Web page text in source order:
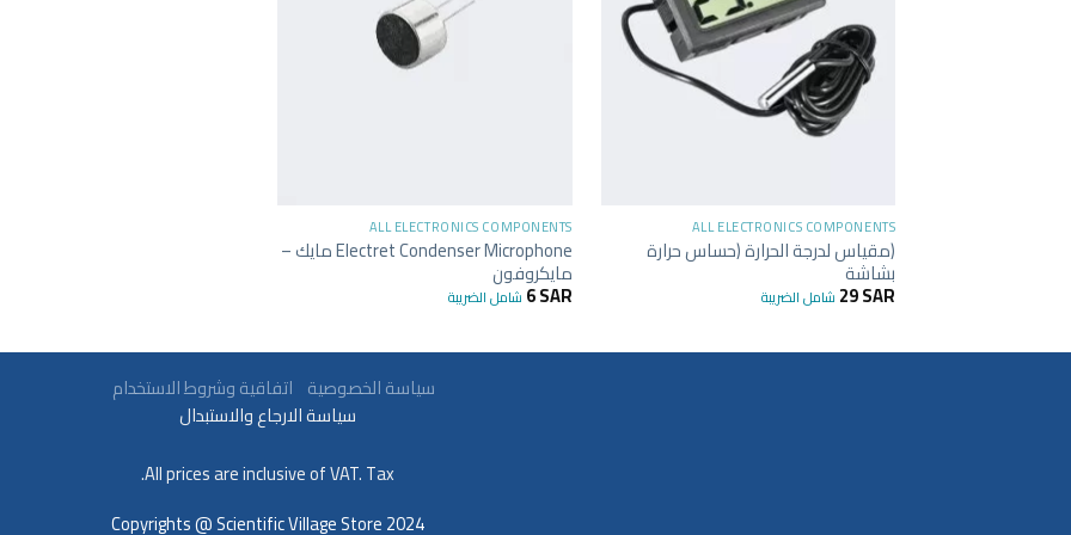
ALL ELECTRONICS COMPONENTS
(مقياس لدرجة الحرارة (حساس حرارة
بشاشة
29SAR شامل الضريبة
ALL ELECTRONICS COMPONENTS
Electret Condenser Microphone مايك –
مايكروفون
6SAR شامل الضريبة
سياسة الخصوصية اتفاقية وشروط الاستخدام
سياسة الارجاع والاستبدال
All prices are inclusive of VAT. Tax.
Copyrights @ Scientific Village Store 2024